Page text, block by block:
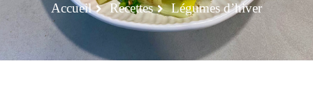
Accueil Recettes Légumes d’hiver